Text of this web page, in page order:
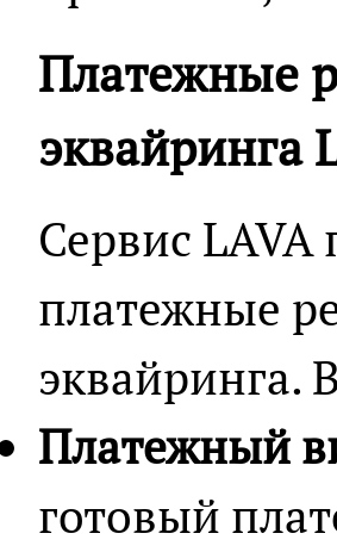
Платежные
эквайринга
Сервис LAVA
платежные
эквайринга.
Платежный
готовый